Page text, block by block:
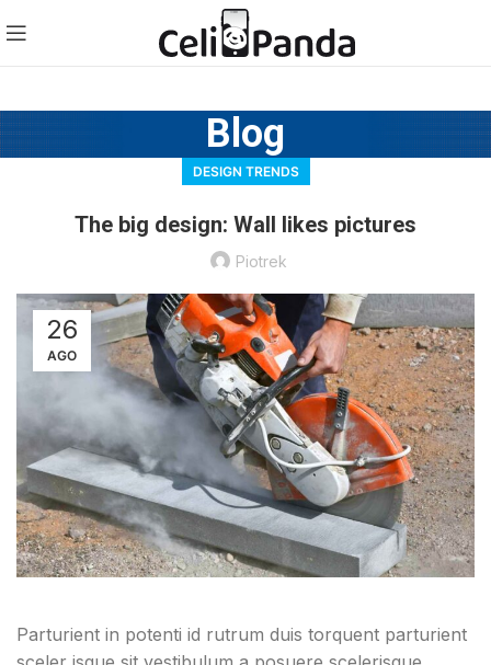
Blog
DESIGN TRENDS
The big design: Wall likes pictures
Piotrek
26
AGO
Parturient in potenti id rutrum duis torquent parturient